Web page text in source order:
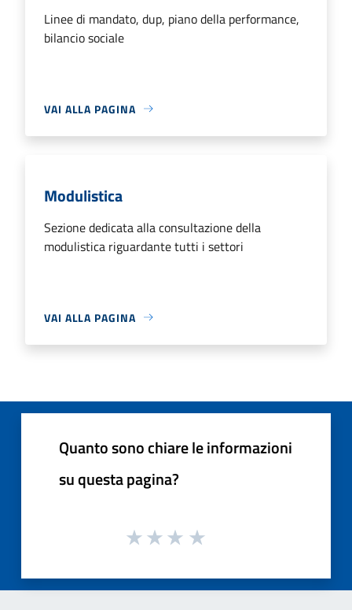
Linee di mandato, dup, piano della performance,
bilancio sociale
VAI ALLA PAGINA
Modulistica
Sezione dedicata alla consultazione della
modulistica riguardante tutti i settori
VAI ALLA PAGINA
Quanto sono chiare le informazioni
su questa pagina?